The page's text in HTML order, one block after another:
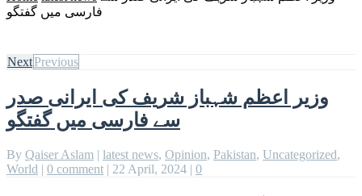
فارسی میں گفتگو
NextPrevious
وزیر اعظم شہباز شریف کی ایرانی صدر
سے فارسی میں گفتگو
By Qaiser Aslam | latest news, Opinion, Pakistan, Uncategorized,
World | 0 comment | 22 April, 2024 | 0